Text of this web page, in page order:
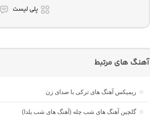
پلی لیست
آهنگ های مرتبط
ریمیکس آهنگ های ترکی با صدای زن
گلچین آهنگ های شب چله (آهنگ های شب یلدا)